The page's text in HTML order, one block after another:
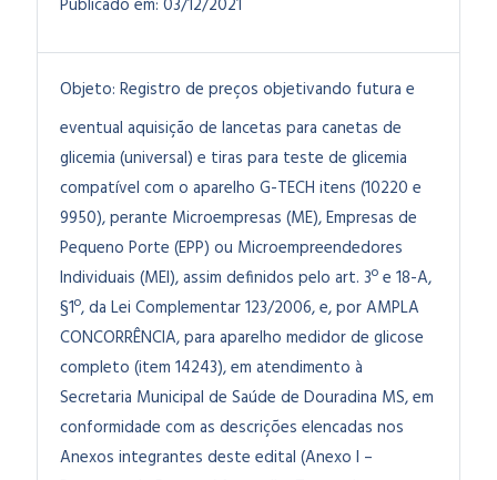
Publicado em: 03/12/2021
Objeto: Registro de preços objetivando futura e
eventual aquisição de lancetas para canetas de
glicemia (universal) e tiras para teste de glicemia
compatível com o aparelho G-TECH itens (10220 e
9950), perante Microempresas (ME), Empresas de
Pequeno Porte (EPP) ou Microempreendedores
Individuais (MEI), assim definidos pelo art. 3º e 18-A,
§1º, da Lei Complementar 123/2006, e, por AMPLA
CONCORRÊNCIA, para aparelho medidor de glicose
completo (item 14243), em atendimento à
Secretaria Municipal de Saúde de Douradina MS, em
conformidade com as descrições elencadas nos
Anexos integrantes deste edital (Anexo I –